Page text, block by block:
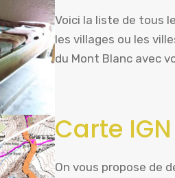
Voici la liste de tous
les villages ou les
du Mont Blanc avec
Carte
On vous propose de